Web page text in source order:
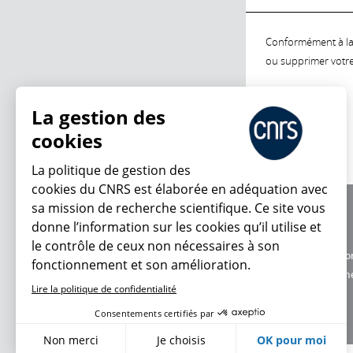
Conformément à
ou supprimer
Charte
Données
La gestion des
cookies
La politique de gestion des
cookies du CNRS est élaborée en adéquation avec
sa mission de recherche scientifique. Ce site vous
donne l’information sur les cookies qu’il utilise et
le contrôle de ceux non nécessaires à son
fonctionnement et son amélioration.
Lire la politique de confidentialité
Consentements certifiés par
Non merci Je choisis OK pour moi